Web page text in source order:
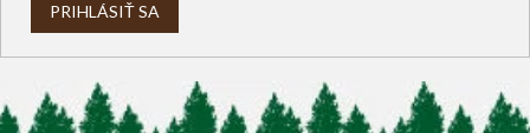
PRIHLÁSIŤ SA
Z